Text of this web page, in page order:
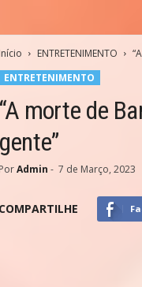
Início ENTRETENIMENTO
ENTRETENIMENTO
“A morte de
gente”
Por Admin - 7 de Março, 2023
COMPARTILHE